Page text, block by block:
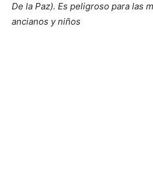
De la Paz). Es peligroso para las
ancianos y niños